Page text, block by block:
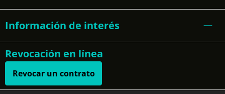
Información de interés
Revocación en línea
Revocar un contrato